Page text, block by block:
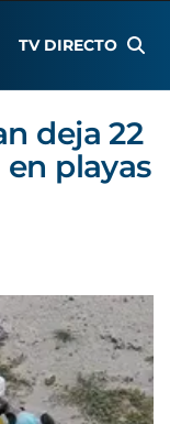
TV DIRECTO
deja 22
playas